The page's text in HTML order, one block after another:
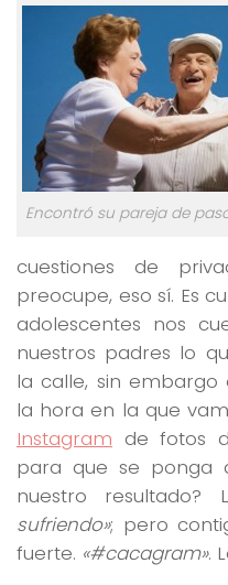
Encontró su pareja de
cuestiones de
preocupe, eso sí. Es
adolescentes nos
nuestros padres lo
la calle, sin embargo
la hora en la que
Instagram de fotos
para que se ponga
nuestro
sufriendo»; pero
fuerte. «#cacagram».